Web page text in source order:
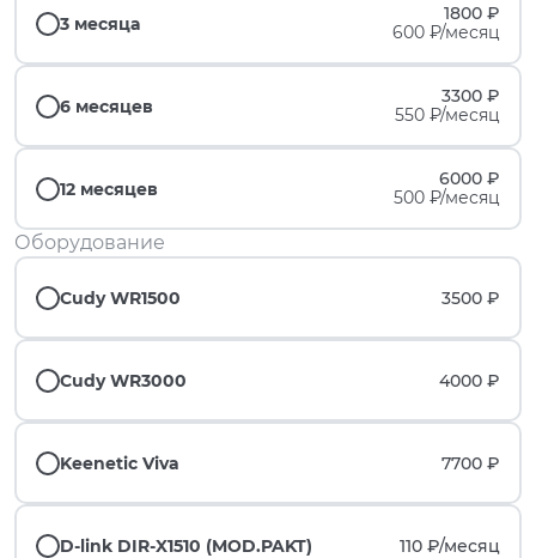
3 месяца
1800 ₽
600 ₽/месяц
6 месяцев
3300 ₽
550 ₽/месяц
12 месяцев
6000 ₽
500 ₽/месяц
Оборудование
Cudy WR1500 3500 ₽
Cudy WR3000 4000 ₽
Keenetic Viva 7700 ₽
D-link DIR-X1510 (MOD.PAKT) 110 ₽/месяц